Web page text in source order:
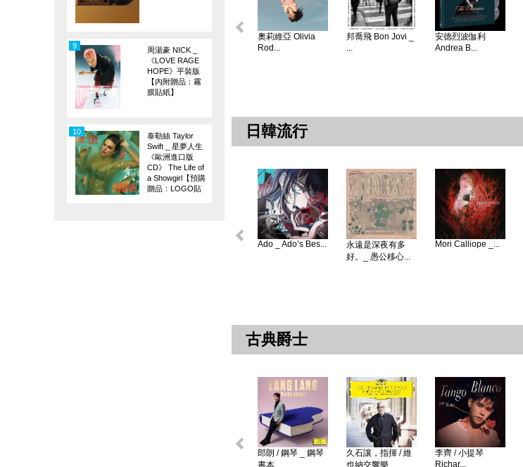
周湯豪 NICK _
《LOVE RAGE
HOPE》平裝版
【內附贈品：霧
膜貼紙】
9
泰勒絲 Taylor
Swift _ 星夢人生
《歐洲進口版
CD》 The Life of
a Showgirl【預購
贈品：LOGO貼
10
奧莉維亞 Olivia
Rod...
邦喬飛 Bon Jovi _
...
安德烈波伽利
Andrea B...
日韓流行
Ado _ Ado’s Bes...
永遠是深夜有多
好。_ 愚公移心...
Mori Calliope _...
古典爵士
郎朗 / 鋼琴 _ 鋼琴
書本 ...
久石讓，指揮 / 維
也納交響樂...
李齊 / 小提琴
Richar...